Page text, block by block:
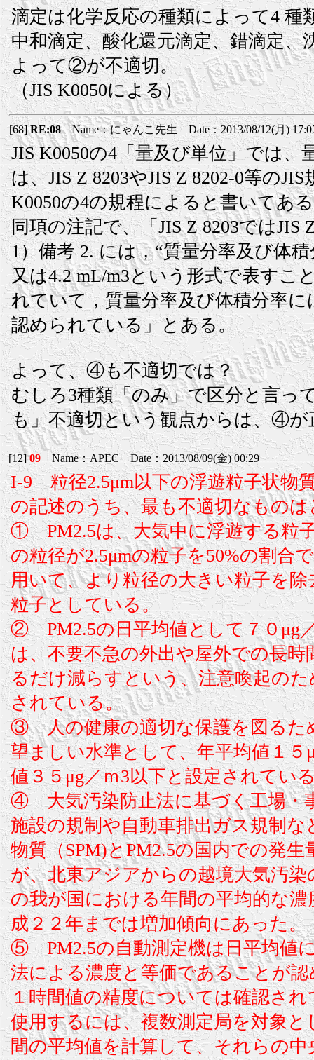
滴定は化学反応の種類によって4 種
中和滴定、酸化還元滴定、錯滴定、
よって②が不適切。
（JIS K0050による）
[68]RE:08Name：にゃんこ先生 Date：2013/08/12(月)
JIS K0050の4「量及び単位」では、
は、JIS Z 8203やJIS Z 8202-0等の
K0050の4の規程によると書いてあ
同項の注記で、「JIS Z 8203ではJIS
1）備考 2. には，“質量分率及び体
又は4.2 mL/m3という形式で表すこ
れていて，質量分率及び体積分率
認められている」とある。
よって、④も不適切では？
むしろ3種類「のみ」で区分と言っ
も」不適切という観点からは、④が
[12]09 Name：APEC Date：2013/08/09(金) 00:29
I-9 粒径2.5μm以下の浮遊粒子状物
の記述のうち、最も不適切なもの
① PM2.5は、大気中に浮遊する粒
の粒径が2.5μmの粒子を50%の割合
用いて、より粒径の大きい粒子を
粒子としている。
② PM2.5の日平均値として７０μg
は、不要不急の外出や屋外での長
るだけ減らすという、注意喚起の
されている。
③ 人の健康の適切な保護を図るた
望ましい水準として、年平均値１５
値３５μg／ｍ3以下と設定されてい
④ 大気汚染防止法に基づく工場・
施設の規制や自動車排出ガス規制な
物質（SPM)とPM2.5の国内での発
が、北東アジアからの越境大気汚染
の我が国における年間の平均的な
成２２年までは増加傾向にあった。
⑤ PM2.5の自動測定機は日平均値
法による濃度と等価であることが
１時間値の精度については確認さ
使用するには、複数測定局を対象と
間の平均値を計算して、それらの